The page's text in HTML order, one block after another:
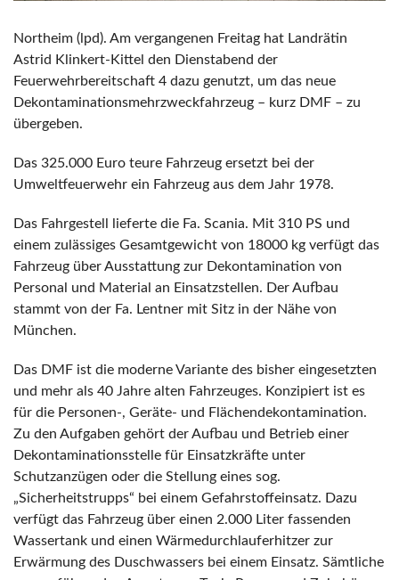
Northeim (lpd). Am vergangenen Freitag hat Landrätin
Astrid Klinkert-Kittel den Dienstabend der
Feuerwehrbereitschaft 4 dazu genutzt, um das neue
Dekontaminationsmehrzweckfahrzeug – kurz DMF – zu
übergeben.
Das 325.000 Euro teure Fahrzeug ersetzt bei der
Umweltfeuerwehr ein Fahrzeug aus dem Jahr 1978.
Das Fahrgestell lieferte die Fa. Scania. Mit 310 PS und
einem zulässiges Gesamtgewicht von 18000 kg verfügt das
Fahrzeug über Ausstattung zur Dekontamination von
Personal und Material an Einsatzstellen. Der Aufbau
stammt von der Fa. Lentner mit Sitz in der Nähe von
München.
Das DMF ist die moderne Variante des bisher eingesetzten
und mehr als 40 Jahre alten Fahrzeuges. Konzipiert ist es
für die Personen-, Geräte- und Flächendekontamination.
Zu den Aufgaben gehört der Aufbau und Betrieb einer
Dekontaminationsstelle für Einsatzkräfte unter
Schutzanzügen oder die Stellung eines sog.
„Sicherheitstrupps“ bei einem Gefahrstoffeinsatz. Dazu
verfügt das Fahrzeug über einen 2.000 Liter fassenden
Wassertank und einen Wärmedurchlauferhitzer zur
Erwärmung des Duschwassers bei einem Einsatz. Sämtliche